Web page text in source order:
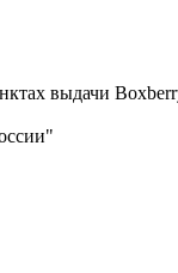
выдачи